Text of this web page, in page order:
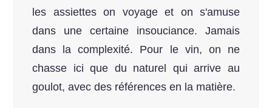
les assiettes on voyage et on s'amuse
dans une certaine insouciance. Jamais
dans la complexité. Pour le vin, on ne
chasse ici que du naturel qui arrive au
goulot, avec des références en la matière.